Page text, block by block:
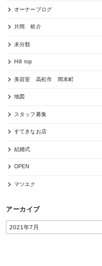
オーナーブログ
片岡 裕介
未分類
Hill top
美容室 高松市 岡本町
地図
スタッフ募集
すてきなお店
結婚式
OPEN
マツエク
アーカイブ